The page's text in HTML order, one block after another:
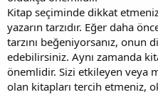
Kitap seçiminde dikkat
yazarın tarzıdır. Eğer daha
tarzını beğeniyorsanız, onun
edebilirsiniz. Aynı zamanda
önemlidir. Sizi etkileyen veya
olan kitapları tercih etmeniz,